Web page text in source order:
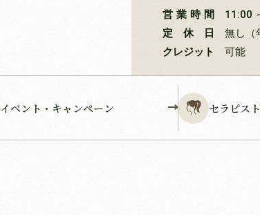
営業時間
11:00
定休日
無し（
クレジット
可能
イベント・キャンペーン セラピス